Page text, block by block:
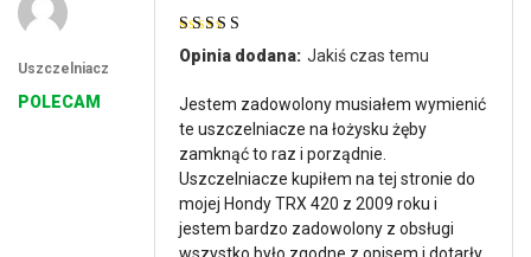
Uszczelniacz
POLECAM
Oceniono
na
5
Opinia dodana: Jakiś czas temu
Jestem zadowolony musiałem wymienić
te uszczelniacze na łożysku żęby
zamknąć to raz i porządnie.
Uszczelniacze kupiłem na tej stronie do
mojej Hondy TRX 420 z 2009 roku i
jestem bardzo zadowolony z obsługi